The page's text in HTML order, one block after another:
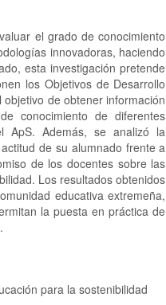
el grado de conocimiento
innovadoras, haciendo
esta investigación pretende
los Objetivos de Desarrollo
de obtener información
conocimiento de diferentes
ApS. Además, se analizó la
de su alumnado frente a
de los docentes sobre las
Los resultados obtenidos
educativa extremeña,
la puesta en práctica de
para la sostenibilidad